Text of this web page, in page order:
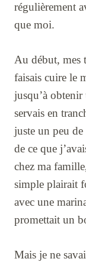
régulièrement
que moi.
Au début, mes
faisais cuire le
jusqu’à
servais en
juste un peu de
de ce que
chez ma
simple plairait
avec une
promettait un
Mais je ne